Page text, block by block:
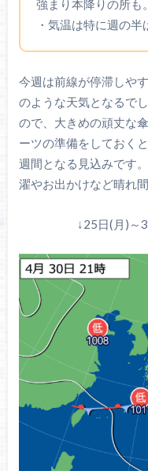
強まり本降りの所も。
・気温は特に週の半
今週は前線が停滞しや
のような天気となるで
ので、大きめの頑丈な
ーツの準備をしておく
週間となる見込みです
濯やお出かけなど晴れ
↓25日(月)～